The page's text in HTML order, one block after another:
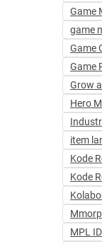
Game
game
Game
Game
Grow
Hero
item
Kode
Kode
MPL